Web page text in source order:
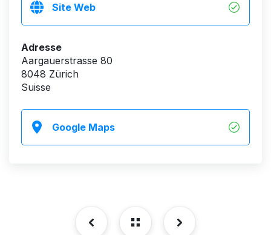
Site Web
Adresse
Aargauerstrasse 80
8048 Zürich
Suisse
Google Maps